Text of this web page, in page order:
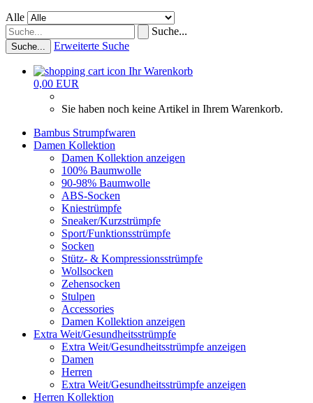
Alle
Suche...
Suche... Erweiterte Suche
Ihr Warenkorb
0,00 EUR
Sie haben noch keine Artikel in Ihrem Warenkorb.
Bambus Strumpfwaren
Damen Kollektion
Damen Kollektion anzeigen
100% Baumwolle
90-98% Baumwolle
ABS-Socken
Kniestrümpfe
Sneaker/Kurzstrümpfe
Sport/Funktionsstrümpfe
Socken
Stütz- & Kompressionsstrümpfe
Wollsocken
Zehensocken
Stulpen
Accessories
Damen Kollektion anzeigen
Extra Weit/Gesundheitsstrümpfe
Extra Weit/Gesundheitsstrümpfe anzeigen
Damen
Herren
Extra Weit/Gesundheitsstrümpfe anzeigen
Herren Kollektion